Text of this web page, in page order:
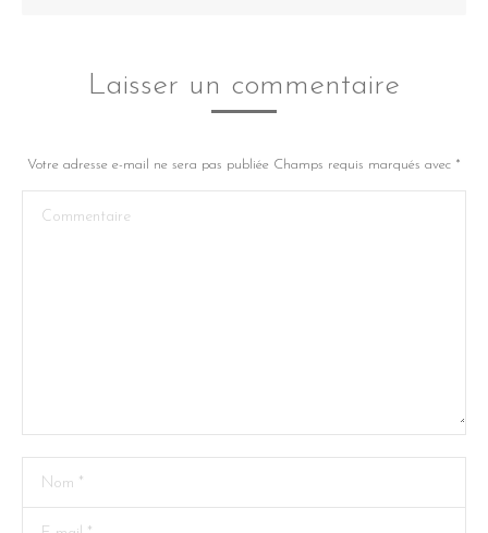
Laisser un commentaire
Votre adresse e-mail ne sera pas publiée Champs requis marqués avec *
Commentaire
Nom *